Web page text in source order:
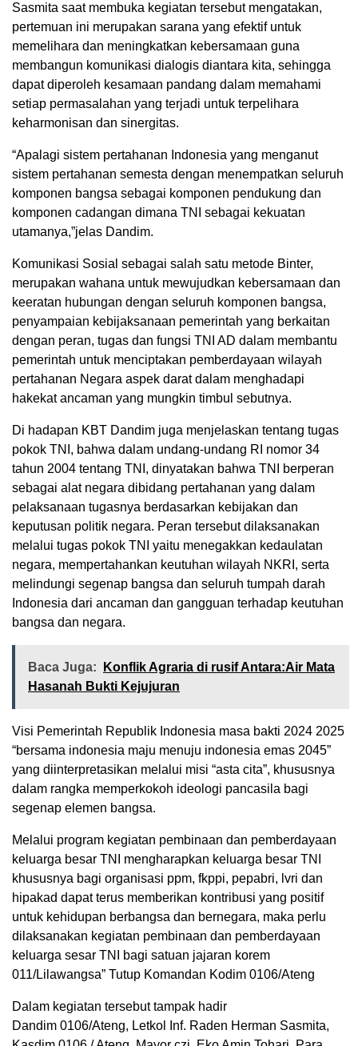
Sasmita saat membuka kegiatan tersebut mengatakan,
pertemuan ini merupakan sarana yang efektif untuk
memelihara dan meningkatkan kebersamaan guna
membangun komunikasi dialogis diantara kita, sehingga
dapat diperoleh kesamaan pandang dalam memahami
setiap permasalahan yang terjadi untuk terpelihara
keharmonisan dan sinergitas.
“Apalagi sistem pertahanan Indonesia yang menganut
sistem pertahanan semesta dengan menempatkan seluruh
komponen bangsa sebagai komponen pendukung dan
komponen cadangan dimana TNI sebagai kekuatan
utamanya,”jelas Dandim.
Komunikasi Sosial sebagai salah satu metode Binter,
merupakan wahana untuk mewujudkan kebersamaan dan
keeratan hubungan dengan seluruh komponen bangsa,
penyampaian kebijaksanaan pemerintah yang berkaitan
dengan peran, tugas dan fungsi TNI AD dalam membantu
pemerintah untuk menciptakan pemberdayaan wilayah
pertahanan Negara aspek darat dalam menghadapi
hakekat ancaman yang mungkin timbul sebutnya.
Di hadapan KBT Dandim juga menjelaskan tentang tugas
pokok TNI, bahwa dalam undang-undang RI nomor 34
tahun 2004 tentang TNI, dinyatakan bahwa TNI berperan
sebagai alat negara dibidang pertahanan yang dalam
pelaksanaan tugasnya berdasarkan kebijakan dan
keputusan politik negara. Peran tersebut dilaksanakan
melalui tugas pokok TNI yaitu menegakkan kedaulatan
negara, mempertahankan keutuhan wilayah NKRI, serta
melindungi segenap bangsa dan seluruh tumpah darah
Indonesia dari ancaman dan gangguan terhadap keutuhan
bangsa dan negara.
Baca Juga:
Konflik Agraria di rusif Antara:Air Mata
Hasanah Bukti Kejujuran
Visi Pemerintah Republik Indonesia masa bakti 2024 2025
“bersama indonesia maju menuju indonesia emas 2045”
yang diinterpretasikan melalui misi “asta cita”, khususnya
dalam rangka memperkokoh ideologi pancasila bagi
segenap elemen bangsa.
Melalui program kegiatan pembinaan dan pemberdayaan
keluarga besar TNI mengharapkan keluarga besar TNI
khususnya bagi organisasi ppm, fkppi, pepabri, lvri dan
hipakad dapat terus memberikan kontribusi yang positif
untuk kehidupan berbangsa dan bernegara, maka perlu
dilaksanakan kegiatan pembinaan dan pemberdayaan
keluarga sesar TNI bagi satuan jajaran korem
011/Lilawangsa” Tutup Komandan Kodim 0106/Ateng
Dalam kegiatan tersebut tampak hadir
Dandim 0106/Ateng, Letkol Inf. Raden Herman Sasmita,